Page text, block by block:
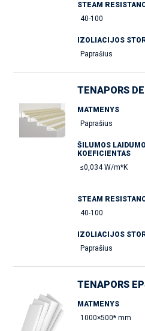
STEAM
40-100
IZOLIACIJOS
Paprašius
TENAPORS
MATMENYS
Paprašius
ŠILUMOS LAIDUMO
KOEFICIENTAS
≤0,034 W/m*K
STEAM
40-100
IZOLIACIJOS
Paprašius
TENAPORS
MATMENYS
1000×500* mm